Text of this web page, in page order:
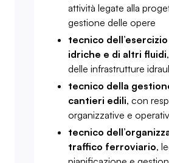
attività legate alla
gestione delle opere
tecnico
idriche e di altri fluidi
delle infrastrutture
tecnico della
cantieri edili, con
organizzative e
tecnico
traffico ferroviario,